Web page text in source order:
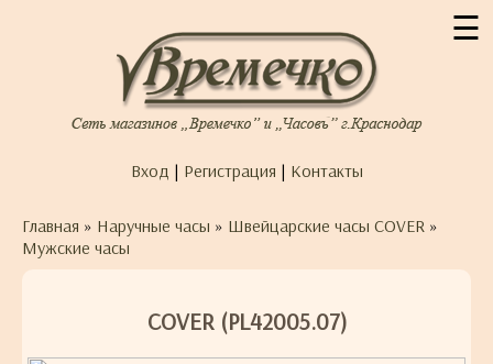
☰
Вход | Регистрация | Контакты
Главная » Наручные часы » Швейцарские часы COVER »
Мужские часы
COVER (PL42005.07)